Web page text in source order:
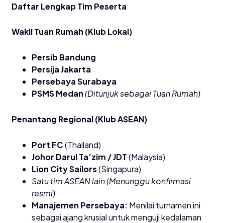
​Daftar Lengkap Tim Peserta
​Wakil Tuan Rumah (Klub Lokal)
Persib Bandung
Persija Jakarta
Persebaya Surabaya
PSMS Medan(Ditunjuk sebagai Tuan Rumah)
​Penantang Regional (Klub ASEAN)
Port FC(Thailand)
Johor Darul Ta’zim / JDT(Malaysia)
Lion City Sailors(Singapura)
Satu tim ASEAN lain (Menunggu konfirmasi
resmi)
Manajemen Persebaya: Menilai turnamen ini
sebagai ajang krusial untuk menguji kedalaman